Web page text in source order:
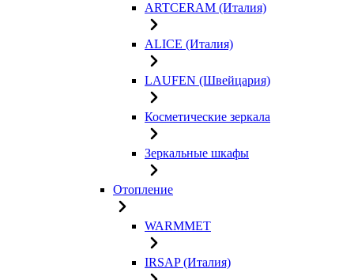
ARTCERAM (Италия)
ALICE (Италия)
LAUFEN (Швейцария)
Косметические зеркала
Зеркальные шкафы
Отопление
WARMMET
IRSAP (Италия)